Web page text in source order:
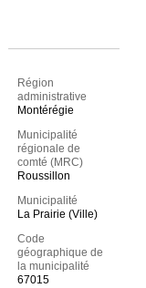
Région
administrative
Montérégie
Municipalité
régionale de
comté (MRC)
Roussillon
Municipalité
La Prairie (Ville)
Code
géographique de
la municipalité
67015